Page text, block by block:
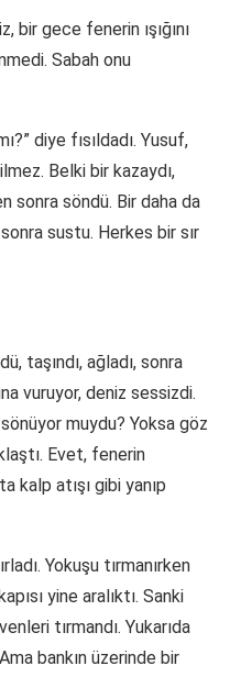
bir gece fenerin ışığını
Sabah onu
diye fısıldadı. Yusuf,
Belki bir kazaydı,
sonra söndü. Bir daha da
sustu. Herkes bir sır
taşındı, ağladı, sonra
vuruyor, deniz sessizdi.
muydu? Yoksa göz
Evet, fenerin
kalp atışı gibi yanıp
Yokuşu tırmanırken
yine aralıktı. Sanki
tırmandı. Yukarıda
bankın üzerinde bir